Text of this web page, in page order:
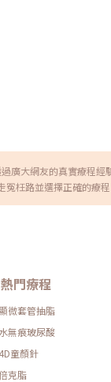
廣大網友的真實療程經
冤枉路並選擇正確的療程
熱門療程
微套管抽脂
無痕玻尿酸
童顏針
克脂